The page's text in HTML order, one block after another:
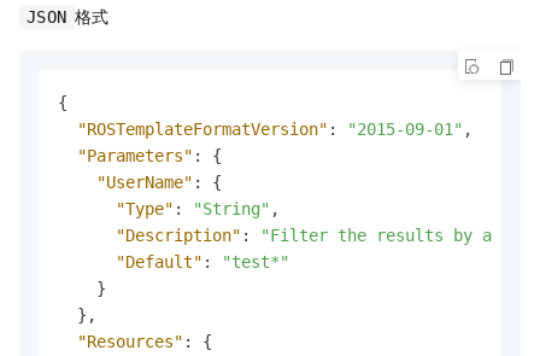
JSON 格式
{
"ROSTemplateFormatVersion" : "2015-09-01" ,
"Parameters" :
{
"UserName" :
{
"Type" : "String" ,
"Description" :
"Filter the results by a
"Default" :
"test*"
}
} ,
"Resources" :
{